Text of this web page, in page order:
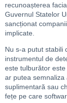
recunoașterea
Guvernul Statelor
sancționat
implicate.
Nu s-a putut stabili
instrumentul de
este tulburător
ar putea semnaliza
suplimentară sau
fețe pe care